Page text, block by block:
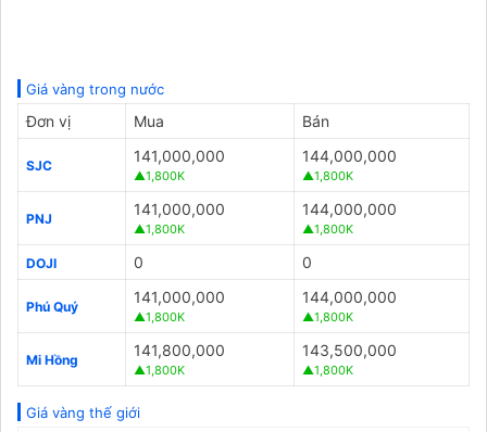
Giá vàng trong nước
Đơn vị Mua Bán
SJC
141,000,000
▲1,800K
144,000,000
▲1,800K
PNJ
141,000,000
▲1,800K
144,000,000
▲1,800K
DOJI 0 0
Phú Quý
141,000,000
▲1,800K
144,000,000
▲1,800K
Mi Hồng
141,800,000
▲1,800K
143,500,000
▲1,800K
Giá vàng thế giới